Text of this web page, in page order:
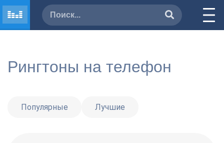
Рингтоны на телефон
Популярные Лучшие